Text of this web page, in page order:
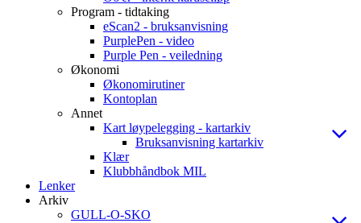
Program - tidtaking
eScan2 - bruksanvisning
PurplePen - video
Purple Pen - veiledning
Økonomi
Økonomirutiner
Kontoplan
Annet
Kart løypelegging - kartarkiv
Bruksanvisning kartarkiv
Klær
Klubbhåndbok MIL
Lenker
Arkiv
GULL-O-SKO